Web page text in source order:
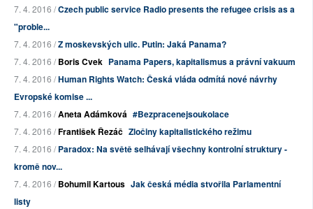
7. 4. 2016 /Czech public service Radio presents the refugee crisis as a
"proble...
7. 4. 2016 /Z moskevských ulic. Putin: Jaká Panama?
7. 4. 2016 /Boris Cvek Panama Papers, kapitalismus a právní vakuum
7. 4. 2016 /Human Rights Watch: Česká vláda odmítá nové návrhy
Evropské komise ...
7. 4. 2016 /Aneta Adámková #Bezpracenejsoukolace
7. 4. 2016 /František Řezáč Zločiny kapitalistického režimu
7. 4. 2016 /Paradox: Na světě selhávají všechny kontrolní struktury -
kromě nov...
7. 4. 2016 /Bohumil Kartous Jak česká média stvořila Parlamentní
listy